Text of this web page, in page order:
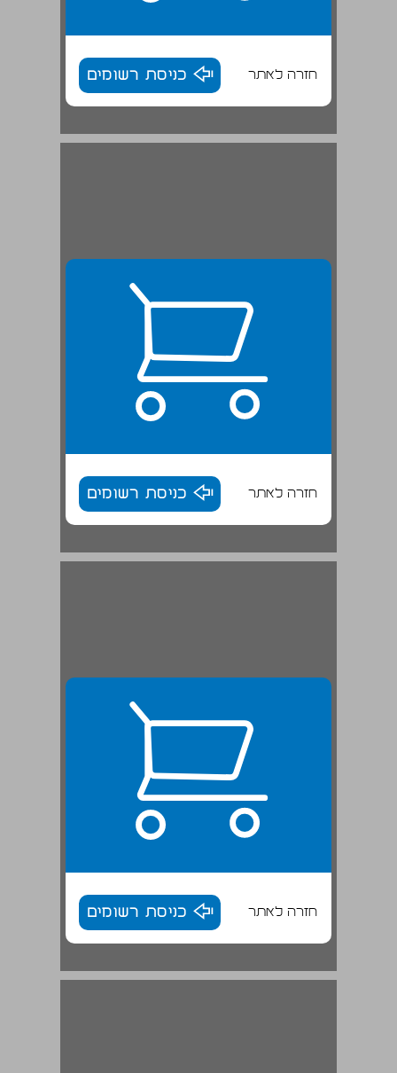
חזרה לאתר כניסת רשומים
חזרה לאתר כניסת רשומים
חזרה לאתר כניסת רשומים